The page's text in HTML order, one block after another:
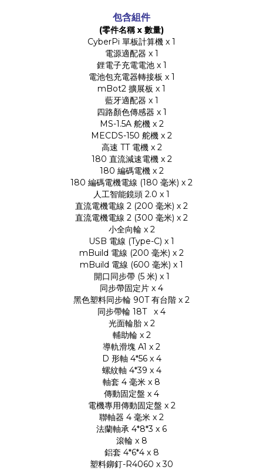
包含組件
(零件名稱 x 數量)
CyberPi 單板計算機 x 1
電源適配器 x 1
鋰電子充電電池 x 1
電池包充電器轉接板 x 1
mBot2 擴展板 x 1
藍牙適配器 x 1
四路顏色傳感器 x 1
MS-1.5A 舵機 x 2
MECDS-150 舵機 x 2
高速 TT 電機 x 2
180 直流減速電機 x 2
180 編碼電機 x 2
180 編碼電機電線 (180 毫米) x 2
人工智能鏡頭 2.0 x 1
直流電機電線 2 (200 毫米) x 2
直流電機電線 2 (300 毫米) x 2
小全向輪 x 2
USB 電線 (Type-C) x 1
mBuild 電線 (200 毫米) x 2
mBuild 電線 (600 毫米) x 1
開口同步帶 (5 米) x 1
同步帶固定片 x 4
黑色塑料同步輪 90T 有台階 x 2
同步帶輪 18T
x 4
光面輪胎 x 2
輔助輪 x 2
導軌滑塊 A1 x 2
D 形軸 4*56 x 4
螺紋軸 4*39 x 4
軸套 4 毫米 x 8
傳動固定盤 x 4
電機專用傳動固定盤 x 2
聯軸器 4 毫米 x 2
法蘭軸承 4*8*3 x 6
滾輪 x 8
鋁套 4*6*4 x 8
塑料鉚釘-R4060 x 30